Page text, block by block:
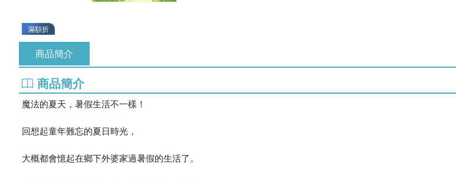
滿額折
商品簡介
商品簡介
魔法的夏天，暑假生活不一樣！
回想起童年難忘的夏日時光，
大概都會憶起在鄉下外婆家過暑假的生活了。